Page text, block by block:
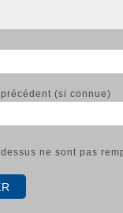
(si connue)
ne sont pas